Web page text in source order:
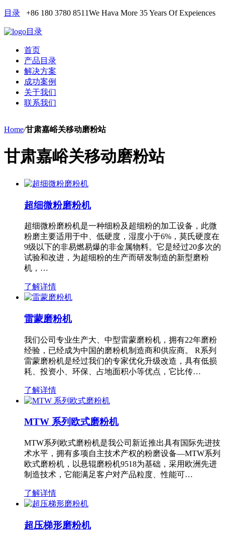
目录 +86 180 3780 8511We Hava More 35 Years Of Expeiences
目录
首页
产品目录
解决方案
成功案例
关于我们
联系我们
Home/甘肃嘉峪关移动磨粉站
甘肃嘉峪关移动磨粉站
超细微粉磨粉机
超细微粉磨粉机是一种细粉及超细粉的加工设备，此微
粉磨主要适用于中、低硬度，湿度小于6%，莫氏硬度在
9级以下的非易燃易爆的非金属物料。它是经过20多次的
试验和改进，为超细粉的生产而研发制造的新型磨粉
机，…
了解详情
雷蒙磨粉机
我们公司专业生产大、中型雷蒙磨粉机，拥有22年磨粉
经验，已经成为中国的磨粉机制造商和供应商。 R系列
雷蒙磨粉机是经过我们的专家优化升级改造，具有低损
耗、投资小、环保、占地面积小等优点，它比传…
了解详情
MTW 系列欧式磨粉机
MTW系列欧式磨粉机是我公司新近推出具有国际先进技
术水平，拥有多项自主技术产权的粉磨设备—MTW系列
欧式磨粉机，以悬辊磨粉机9518为基础，采用欧洲先进
制造技术，它能满足客户对产品粒度、性能可…
了解详情
超压梯形磨粉机